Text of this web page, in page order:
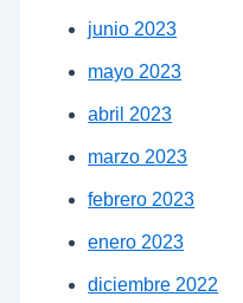
junio 2023
mayo 2023
abril 2023
marzo 2023
febrero 2023
enero 2023
diciembre 2022